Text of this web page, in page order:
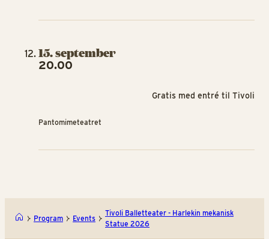
15. september
20.00
Pantomimeteatret
Gratis med entré til Tivoli
Program Events
Tivoli Balletteater - Harlekin mekanisk
Statue 2026